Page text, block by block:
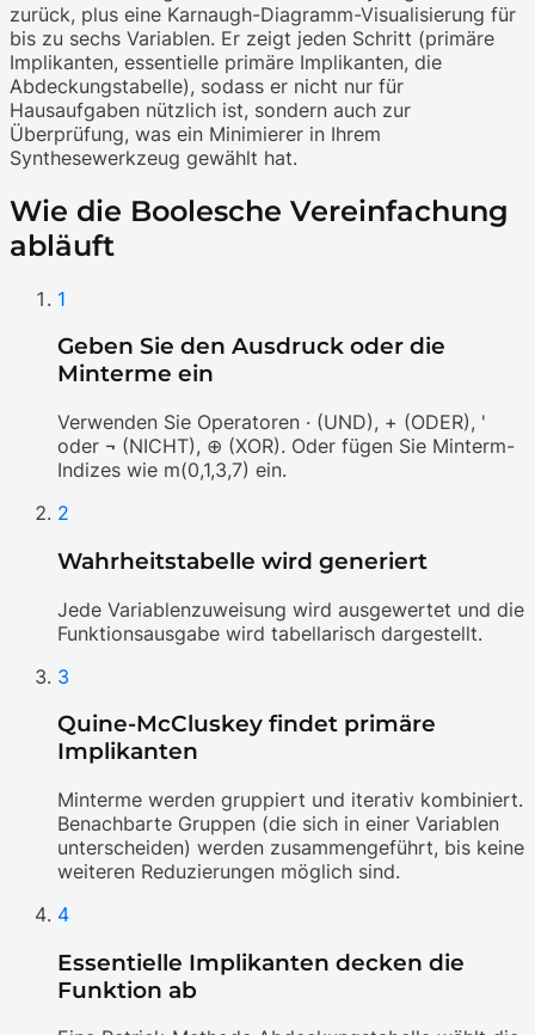
zurück, plus eine Karnaugh-Diagramm-Visualisierung für
bis zu sechs Variablen. Er zeigt jeden Schritt (primäre
Implikanten, essentielle primäre Implikanten, die
Abdeckungstabelle), sodass er nicht nur für
Hausaufgaben nützlich ist, sondern auch zur
Überprüfung, was ein Minimierer in Ihrem
Synthesewerkzeug gewählt hat.
Wie die Boolesche Vereinfachung
abläuft
1
Geben Sie den Ausdruck oder die
Minterme ein
Verwenden Sie Operatoren · (UND), + (ODER), '
oder ¬ (NICHT), ⊕ (XOR). Oder fügen Sie Minterm-
Indizes wie m(0,1,3,7) ein.
2
Wahrheitstabelle wird generiert
Jede Variablenzuweisung wird ausgewertet und die
Funktionsausgabe wird tabellarisch dargestellt.
3
Quine-McCluskey findet primäre
Implikanten
Minterme werden gruppiert und iterativ kombiniert.
Benachbarte Gruppen (die sich in einer Variablen
unterscheiden) werden zusammengeführt, bis keine
weiteren Reduzierungen möglich sind.
4
Essentielle Implikanten decken die
Funktion ab